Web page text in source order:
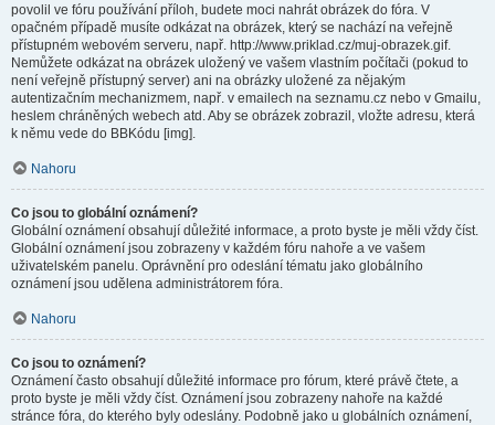
povolil ve fóru používání příloh, budete moci nahrát obrázek do fóra. V
opačném případě musíte odkázat na obrázek, který se nachází na veřejně
přístupném webovém serveru, např. http://www.priklad.cz/muj-obrazek.gif.
Nemůžete odkázat na obrázek uložený ve vašem vlastním počítači (pokud to
není veřejně přístupný server) ani na obrázky uložené za nějakým
autentizačním mechanizmem, např. v emailech na seznamu.cz nebo v Gmailu,
heslem chráněných webech atd. Aby se obrázek zobrazil, vložte adresu, která
k němu vede do BBKódu [img].
Nahoru
Co jsou to globální oznámení?
Globální oznámení obsahují důležité informace, a proto byste je měli vždy číst.
Globální oznámení jsou zobrazeny v každém fóru nahoře a ve vašem
uživatelském panelu. Oprávnění pro odeslání tématu jako globálního
oznámení jsou udělena administrátorem fóra.
Nahoru
Co jsou to oznámení?
Oznámení často obsahují důležité informace pro fórum, které právě čtete, a
proto byste je měli vždy číst. Oznámení jsou zobrazeny nahoře na každé
stránce fóra, do kterého byly odeslány. Podobně jako u globálních oznámení,